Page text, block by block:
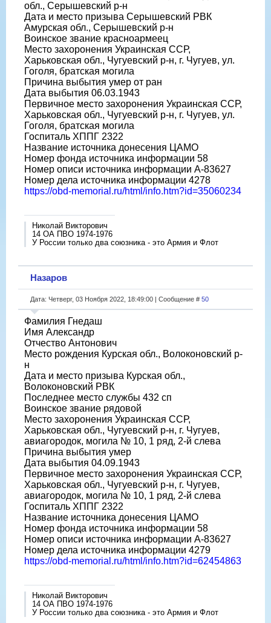
обл., Серышевский р-н
Дата и место призыва Серышевский РВК
Амурская обл., Серышевский р-н
Воинское звание красноармеец
Место захоронения Украинская ССР,
Харьковская обл., Чугуевский р-н, г. Чугуев, ул.
Гоголя, братская могила
Причина выбытия умер от ран
Дата выбытия 06.03.1943
Первичное место захоронения Украинская ССР,
Харьковская обл., Чугуевский р-н, г. Чугуев, ул.
Гоголя, братская могила
Госпиталь ХППГ 2322
Название источника донесения ЦАМО
Номер фонда источника информации 58
Номер описи источника информации А-83627
Номер дела источника информации 4278
https://obd-memorial.ru/html/info.htm?id=35060234
Николай Викторович
14 ОА ПВО 1974-1976
У России только два союзника - это Армия и Флот
Назаров
Дата: Четверг, 03 Ноября 2022, 18:49:00 | Сообщение # 50
Фамилия Гнедаш
Имя Александр
Отчество Антонович
Место рождения Курская обл., Волоконовский р-
н
Дата и место призыва Курская обл.,
Волоконовский РВК
Последнее место службы 432 сп
Воинское звание рядовой
Место захоронения Украинская ССР,
Харьковская обл., Чугуевский р-н, г. Чугуев,
авиагородок, могила № 10, 1 ряд, 2-й слева
Причина выбытия умер
Дата выбытия 04.09.1943
Первичное место захоронения Украинская ССР,
Харьковская обл., Чугуевский р-н, г. Чугуев,
авиагородок, могила № 10, 1 ряд, 2-й слева
Госпиталь ХППГ 2322
Название источника донесения ЦАМО
Номер фонда источника информации 58
Номер описи источника информации А-83627
Номер дела источника информации 4279
https://obd-memorial.ru/html/info.htm?id=62454863
Николай Викторович
14 ОА ПВО 1974-1976
У России только два союзника - это Армия и Флот